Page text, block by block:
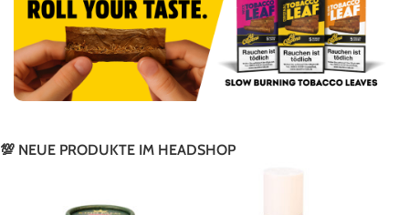
SMOWE
💯 NEUE PRODUKTE IM HEADSHOP